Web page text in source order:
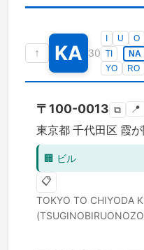
↑ KA 30
U O
TI
NA
YO
RO
〒 100-0013 ⧉ 📍
東京都 千代田区 霞
🏢 ビル
📋
TOKYO TO CHIYODA